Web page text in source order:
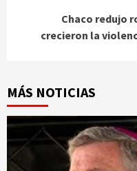
Chaco redujo
crecieron la
MÁS NOTICIAS